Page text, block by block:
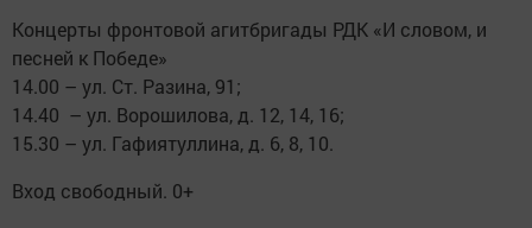
Концерты фронтовой агитбригады РДК «И словом, и
песней к Победе»
14.00 – ул. Ст. Разина, 91;
14.40 – ул. Ворошилова, д. 12, 14, 16;
15.30 – ул. Гафиятуллина, д. 6, 8, 10.
Вход свободный. 0+